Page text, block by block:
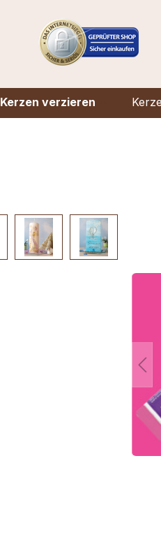
Kerzen verzieren